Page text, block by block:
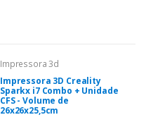
Impressora 3d
Impressora 3D Creality
Sparkx i7 Combo + Unidade
CFS - Volume de
26x26x25,5cm